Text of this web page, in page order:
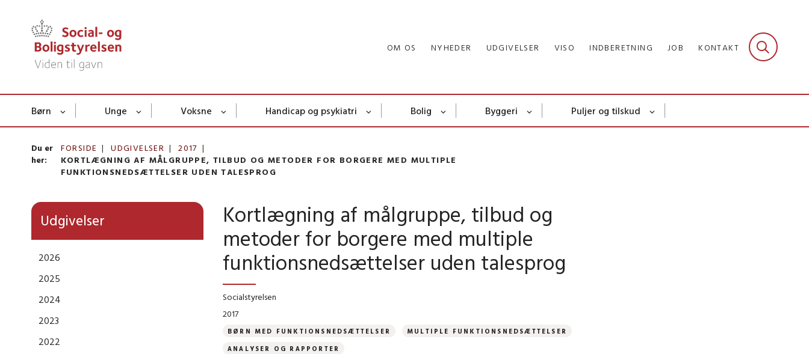
OM OS NYHEDER UDGIVELSER VISO INDBERETNING JOB KONTAKT
Børn Unge Voksne Handicap og psykiatri Bolig Byggeri Puljer og tilskud
Du er
her:
FORSIDE UDGIVELSER
2017
KORTLÆGNING AF MÅLGRUPPE, TILBUD OG METODER FOR BORGERE MED MULTIPLE
FUNKTIONSNEDSÆTTELSER UDEN TALESPROG
Udgivelser
2026
2025
2024
2023
2022
Kortlægning af målgruppe, tilbud og
metoder for borgere med multiple
funktionsnedsættelser uden talesprog
Socialstyrelsen
2017
BØRN MED FUNKTIONSNEDSÆTTELSER MULTIPLE FUNKTIONSNEDSÆTTELSER
ANALYSER OG RAPPORTER